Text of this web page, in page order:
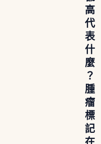
高
代
表
什
麼
？
腫
瘤
標
記